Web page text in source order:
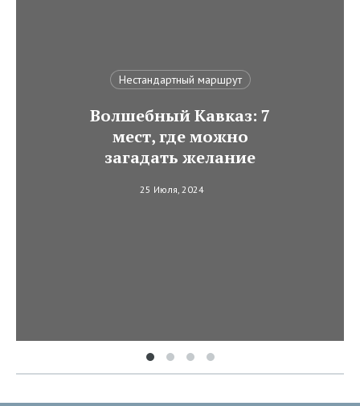
Нестандартный маршрут
Волшебный Кавказ: 7
мест, где можно
загадать желание
25 Июля, 2024